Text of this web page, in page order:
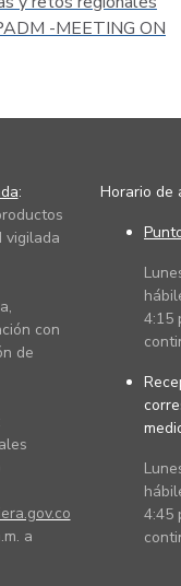
-MEETING ON
:
vigilada
con
de
a
Horario de
4:15
4:45